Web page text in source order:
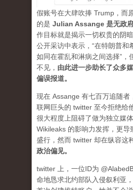
假账号在大肆吹捧 Trump，而
的是 Julian Assange 是无政
作目标就是揭示一切权贵的阴
公开采访中表示，“在特朗普和
如同在霍乱和淋病之间选择”，
不见， 由此进一步助长了众多
偏误报道。
现在 Assange 有七百万追随者
联网巨头的 twitter 至今拒绝给
很大程度上阻碍了做为独立媒
Wikileaks 的影响力发挥，更导
盛行，然而 twitter 却在纵容这
政治偏见。
twitter 上，一位ID为
命地恳求北约部队入侵叙利亚